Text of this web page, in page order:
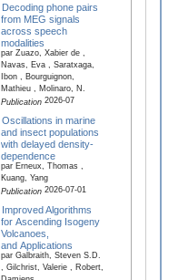
Decoding phone pairs
from MEG signals
across speech
modalities
par Zuazo, Xabier de ,
Navas, Eva , Saratxaga,
Ibon , Bourguignon,
Mathieu , Molinaro, N.
Publication2026-07
Oscillations in marine
and insect populations
with delayed density-
dependence
par Erneux, Thomas ,
Kuang, Yang
Publication2026-07-01
Improved Algorithms
for Ascending Isogeny
Volcanoes,
and Applications
par Galbraith, Steven S.D.
, Gilchrist, Valerie , Robert,